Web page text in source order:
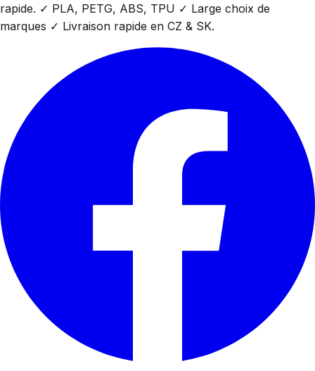
rapide. ✓ PLA, PETG, ABS, TPU ✓ Large choix de
marques ✓ Livraison rapide en CZ & SK.